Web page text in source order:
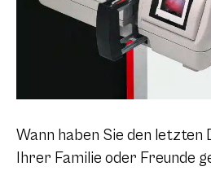
Wann haben Sie den
Ihrer Familie oder Freunde